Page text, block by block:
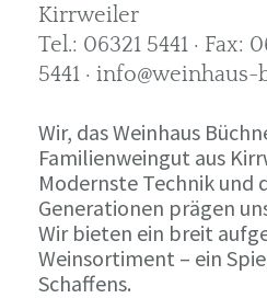
Kirrweiler
Tel.: 06321 5441 · Fax:
5441 ·
Wir, das Weinhaus
Familienweingut aus
Modernste Technik und
Generationen prägen
Wir bieten ein breit
Weinsortiment – ein
Schaffens.